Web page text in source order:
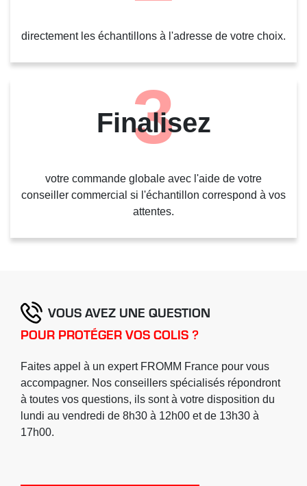
directement les échantillons à l'adresse de votre choix.
Finalisez
3
votre commande globale avec l'aide de votre
conseiller commercial si l'échantillon correspond à vos
attentes.
VOUS AVEZ UNE QUESTION
POUR PROTÉGER VOS COLIS ?
Faites appel à un expert FROMM France pour vous
accompagner. Nos conseillers spécialisés répondront
à toutes vos questions, ils sont à votre disposition du
lundi au vendredi de 8h30 à 12h00 et de 13h30 à
17h00.